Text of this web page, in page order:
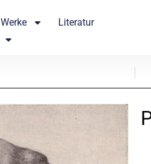
Werke
Literatur